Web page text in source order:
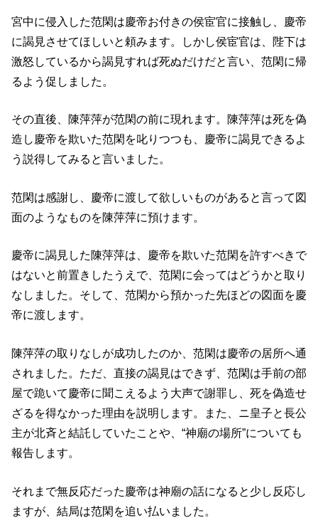
宮中に侵入した范閑は慶帝お付きの侯宦官に接触し、慶帝
に謁見させてほしいと頼みます。しかし侯宦官は、陛下は
激怒しているから謁見すれば死ぬだけだと言い、范閑に帰
るよう促しました。
その直後、陳萍萍が范閑の前に現れます。陳萍萍は死を偽
造し慶帝を欺いた范閑を叱りつつも、慶帝に謁見できるよ
う説得してみると言いました。
范閑は感謝し、慶帝に渡して欲しいものがあると言って図
面のようなものを陳萍萍に預けます。
慶帝に謁見した陳萍萍は、慶帝を欺いた范閑を許すべきで
はないと前置きしたうえで、范閑に会ってはどうかと取り
なしました。そして、范閑から預かった先ほどの図面を慶
帝に渡します。
陳萍萍の取りなしが成功したのか、范閑は慶帝の居所へ通
されました。ただ、直接の謁見はできず、范閑は手前の部
屋で跪いて慶帝に聞こえるよう大声で謝罪し、死を偽造せ
ざるを得なかった理由を説明します。また、ニ皇子と長公
主が北斉と結託していたことや、“神廟の場所”についても
報告します。
それまで無反応だった慶帝は神廟の話になると少し反応し
ますが、結局は范閑を追い払いました。